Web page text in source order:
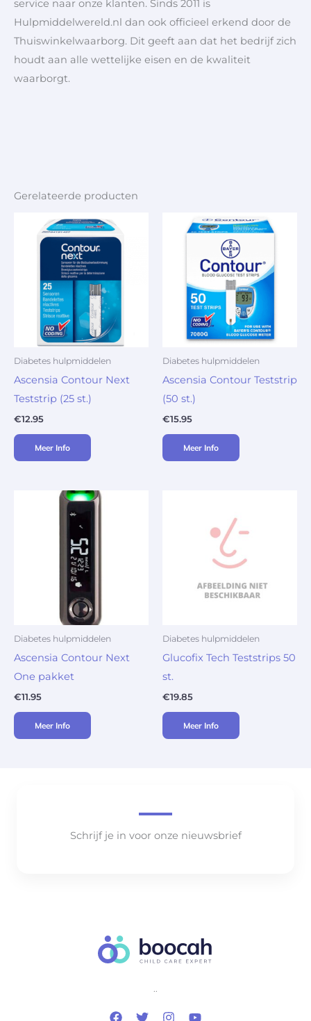
service naar onze klanten. Sinds 2011 is
Hulpmiddelwereld.nl dan ook officieel erkend door de
Thuiswinkelwaarborg. Dit geeft aan dat het bedrijf zich
houdt aan alle wettelijke eisen en de kwaliteit
waarborgt.
Gerelateerde producten
Diabetes hulpmiddelen
Ascensia Contour Next
Teststrip (25 st.)
€12.95
Meer Info
Diabetes hulpmiddelen
Ascensia Contour Teststrip
(50 st.)
€15.95
Meer Info
Diabetes hulpmiddelen
Ascensia Contour Next
One pakket
€11.95
Meer Info
Diabetes hulpmiddelen
Glucofix Tech Teststrips 50
st.
€19.85
Meer Info
Schrijf je in voor onze nieuwsbrief
..